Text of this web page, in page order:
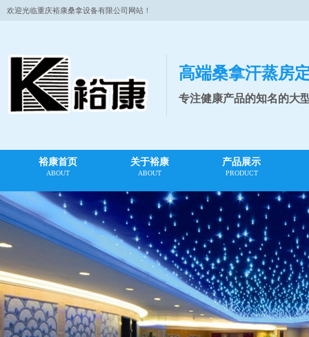
欢迎光临重庆裕康桑拿设备有限公司网站！
高端桑拿汗蒸房
专注健康产品的知名的大
裕康首页
ABOUT
关于裕康
ABOUT
产品展示
PRODUCT